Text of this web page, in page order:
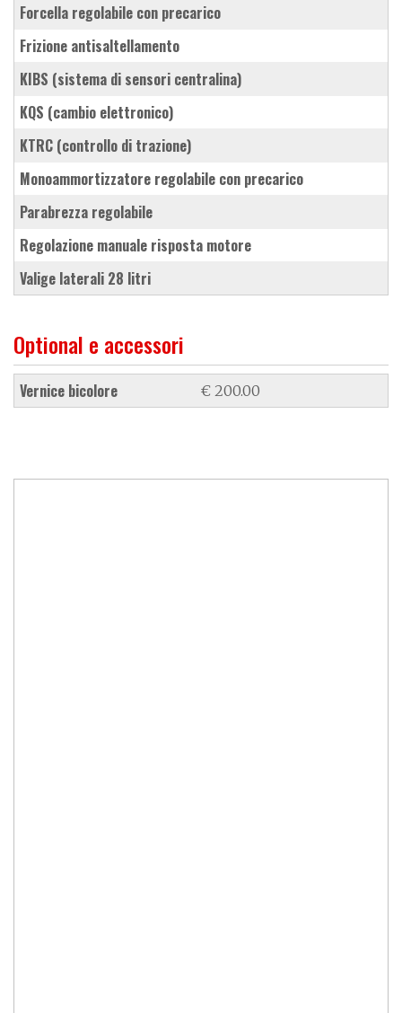
forcella regolabile con precarico
frizione antisaltellamento
KIBS (sistema di sensori centralina)
KQS (cambio elettronico)
KTRC (controllo di trazione)
monoammortizzatore regolabile con precarico
parabrezza regolabile
regolazione manuale risposta motore
valige laterali 28 litri
Optional e accessori
vernice bicolore € 200.00